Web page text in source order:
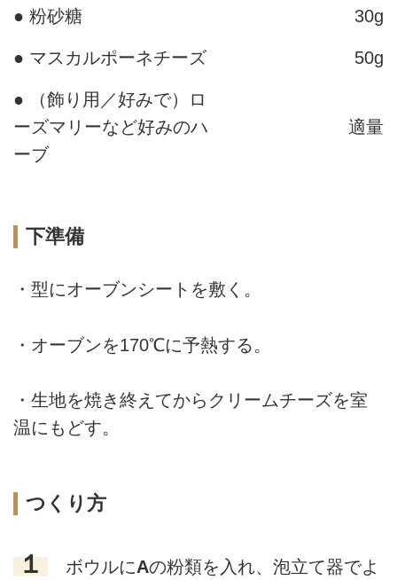
● 粉砂糖 30g
● マスカルポーネチーズ 50g
● （飾り用／好みで）ロ
ーズマリーなど好みのハ
ーブ
適量
下準備
・型にオーブンシートを敷く。
・オーブンを170℃に予熱する。
・生地を焼き終えてからクリームチーズを室
温にもどす。
つくり方
１ ボウルにAの粉類を入れ、泡立て器でよ